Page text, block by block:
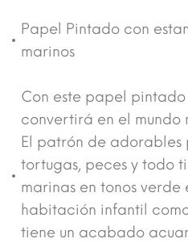
Papel Pintado con
marinos
Con este papel
convertirá en el mundo
El patrón de adorables
tortugas, peces y todo
marinas en tonos
habitación infantil
tiene un acabado